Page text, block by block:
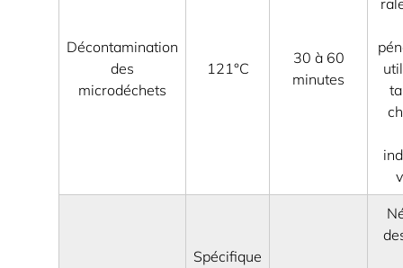
Quand
autoclave
Décontamination
des
microdéchets
121°C
30 à 60
minutes
Spécifique